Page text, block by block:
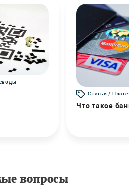
Статьи /
Что такое
вопросы